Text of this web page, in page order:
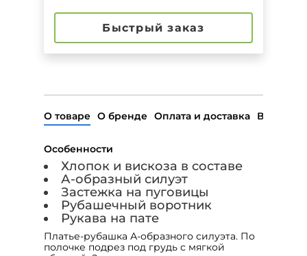
Быстрый заказ
О товаре О бренде Оплата и доставка Возврат
Особенности
Хлопок и вискоза в составе
А-образный силуэт
Застежка на пуговицы
Рубашечный воротник
Рукава на пате
Платье-рубашка А-образного силуэта. По
полочке подрез под грудь с мягкой